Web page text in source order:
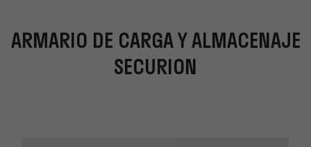
ARMARIO DE CARGA Y ALMACENAJE
SECURION